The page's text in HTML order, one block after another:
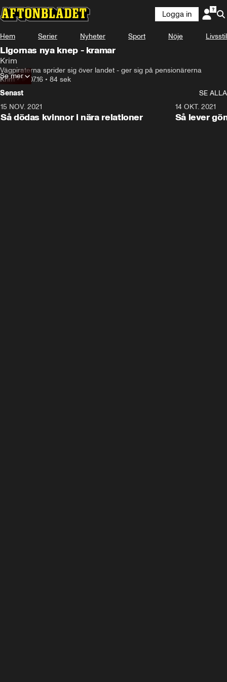
Logga in
Hem Serier Nyheter Sport Nöje Livsstil
Ligornas nya knep - kramar
Krim
Vägpiraterna sprider sig över landet - ger sig på pensionärerna
Krim•18.07.16 • 84 sek
Se mer
Senast
SE ALLA
15 NOV. 2021
Så dödas kvinnor i nära relationer
14 OKT. 2021
Så lever